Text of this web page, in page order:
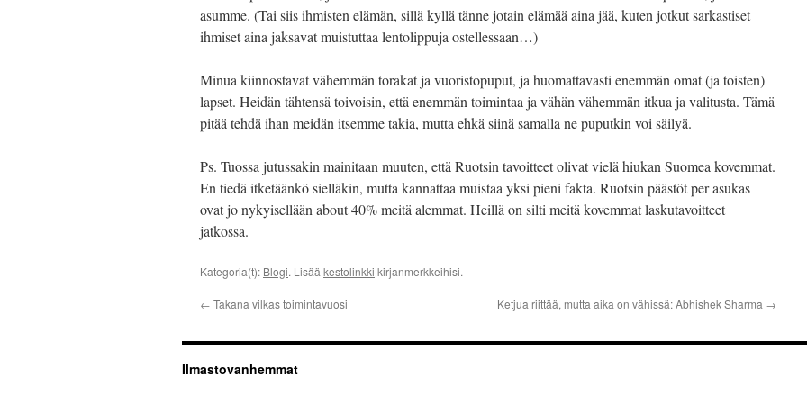
asumme. (Tai siis ihmisten elämän, sillä kyllä tänne jotain elämää aina jää, kuten jotkut sarkastiset
ihmiset aina jaksavat muistuttaa lentolippuja ostellessaan…)
Minua kiinnostavat vähemmän torakat ja vuoristopuput, ja huomattavasti enemmän omat (ja toisten)
lapset. Heidän tähtensä toivoisin, että enemmän toimintaa ja vähän vähemmän itkua ja valitusta. Tämä
pitää tehdä ihan meidän itsemme takia, mutta ehkä siinä samalla ne puputkin voi säilyä.
Ps. Tuossa jutussakin mainitaan muuten, että Ruotsin tavoitteet olivat vielä hiukan Suomea kovemmat.
En tiedä itketäänkö sielläkin, mutta kannattaa muistaa yksi pieni fakta. Ruotsin päästöt per asukas
ovat jo nykyisellään about 40% meitä alemmat. Heillä on silti meitä kovemmat laskutavoitteet
jatkossa.
Kategoria(t): Blogi. Lisää kestolinkki kirjanmerkkeihisi.
← Takana vilkas toimintavuosi Ketjua riittää, mutta aika on vähissä: Abhishek Sharma →
Ilmastovanhemmat